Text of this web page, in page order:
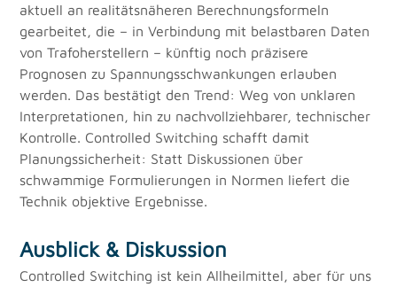
aktuell an realitätsnäheren Berechnungsformeln
gearbeitet, die – in Verbindung mit belastbaren Daten
von Trafoherstellern – künftig noch präzisere
Prognosen zu Spannungsschwankungen erlauben
werden. Das bestätigt den Trend: Weg von unklaren
Interpretationen, hin zu nachvollziehbarer, technischer
Kontrolle. Controlled Switching schafft damit
Planungssicherheit: Statt Diskussionen über
schwammige Formulierungen in Normen liefert die
Technik objektive Ergebnisse.
Ausblick & Diskussion
Controlled Switching ist kein Allheilmittel, aber für uns